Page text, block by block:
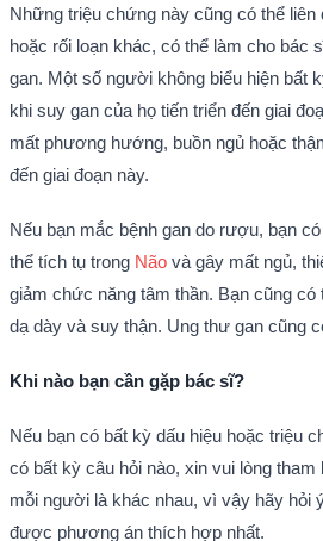
Những triệu chứng này cũng có thể liên
hoặc rối loạn khác, có thể làm cho bác
gan. Một số người không biểu hiện bất
khi suy gan của họ tiến triển đến giai
mất phương hướng, buồn ngủ hoặc
đến giai đoạn này.
Nếu bạn mắc bệnh gan do rượu, bạn
thể tích tụ trong Não và gây mất ngủ,
giảm chức năng tâm thần. Bạn cũng có
dạ dày và suy thận. Ung thư gan cũng
Khi nào bạn cần gặp bác sĩ?
Nếu bạn có bất kỳ dấu hiệu hoặc triệu
có bất kỳ câu hỏi nào, xin vui lòng
mỗi người là khác nhau, vì vậy hãy hỏi
được phương án thích hợp nhất.